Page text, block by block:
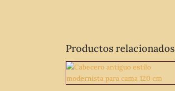
Productos relacionados